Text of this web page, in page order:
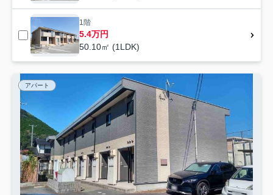
1階
5.4万円
50.10㎡ (1LDK)
アパート